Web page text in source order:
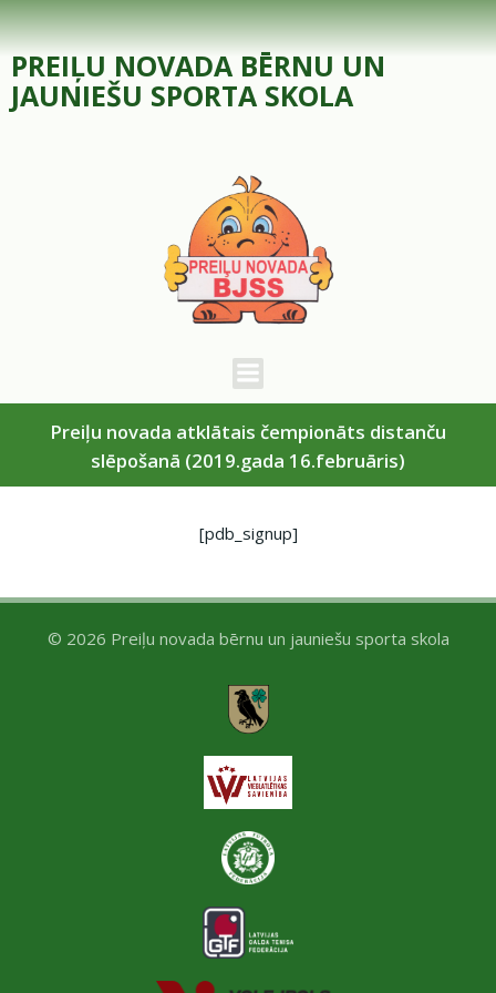
Skip
to
content
PREIĻU NOVADA BĒRNU UN
JAUNIEŠU SPORTA SKOLA
Preiļu novada atklātais čempionāts distanču
slēpošanā (2019.gada 16.februāris)
[pdb_signup]
© 2026 Preiļu novada bērnu un jauniešu sporta skola